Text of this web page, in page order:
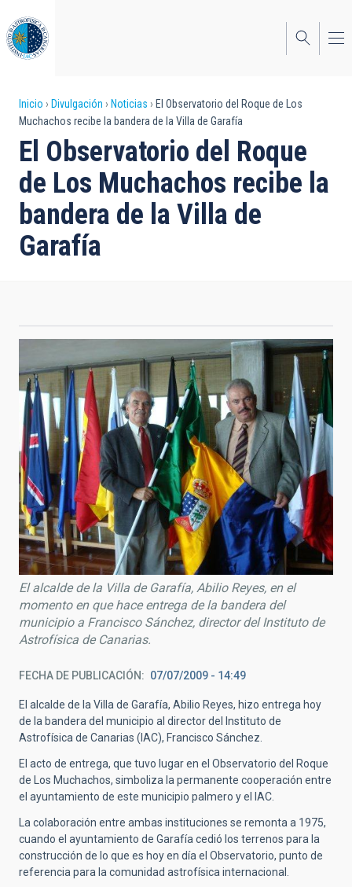
al
contenido
principal
Sobrescribir
enlaces
de
ayuda
a
la
Inicio Divulgación Noticias
El Observatorio del Roque de Los
Muchachos recibe la bandera de la Villa de Garafía
El Observatorio del Roque
de Los Muchachos recibe la
bandera de la Villa de
Garafía
El alcalde de la Villa de Garafía, Abilio Reyes, en el
momento en que hace entrega de la bandera del
municipio a Francisco Sánchez, director del Instituto de
Astrofísica de Canarias.
FECHA DE PUBLICACIÓN 07/07/2009 - 14:49
El alcalde de la Villa de Garafía, Abilio Reyes, hizo entrega hoy
de la bandera del municipio al director del Instituto de
Astrofísica de Canarias (IAC), Francisco Sánchez.
El acto de entrega, que tuvo lugar en el Observatorio del Roque
de Los Muchachos, simboliza la permanente cooperación entre
el ayuntamiento de este municipio palmero y el IAC.
La colaboración entre ambas instituciones se remonta a 1975,
cuando el ayuntamiento de Garafía cedió los terrenos para la
construcción de lo que es hoy en día el Observatorio, punto de
referencia para la comunidad astrofísica internacional.